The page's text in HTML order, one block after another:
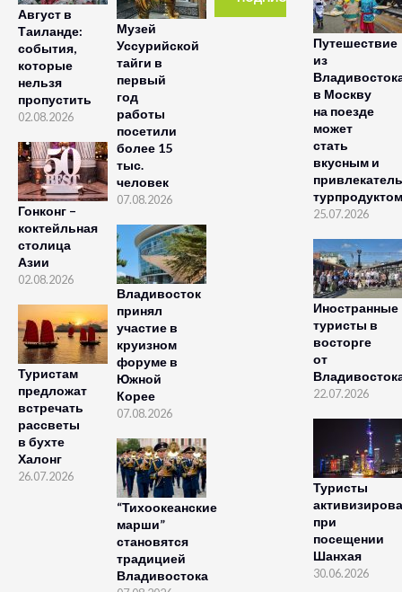
Август в
Таиланде:
события,
которые
нельзя
пропустить
02.08.2026
Гонконг –
коктейльная
столица
Азии
02.08.2026
Туристам
предложат
встречать
рассветы
в бухте
Халонг
26.07.2026
Музей
Уссурийской
тайги в
первый
год
работы
посетили
более 15
тыс.
человек
07.08.2026
Владивосток
принял
участие в
круизном
форуме в
Южной
Корее
07.08.2026
“Тихоокеанские
марши”
становятся
традицией
Владивостока
Путешествие
из
в Москву
на поезде
может
стать
вкусным и
турпродуктом
25.07.2026
Иностранные
туристы в
восторге
от
22.07.2026
Туристы
при
посещении
Шанхая
30.06.2026